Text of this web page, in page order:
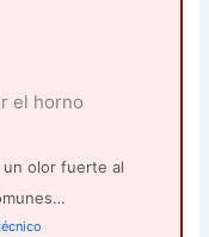
el horno
olor fuerte al